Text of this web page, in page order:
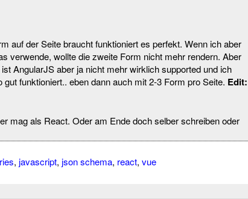
auf der Seite braucht funktioniert es perfekt. Wenn ich aber
verwende, wollte die zweite Form nicht mehr rendern. Aber
AngularJS aber ja nicht mehr wirklich supported und ich
funktioniert.. eben dann auch mit 2-3 Form pro Seite. Edit:
mag als React. Oder am Ende doch selber schreiben oder
, javascript, json schema, react, vue